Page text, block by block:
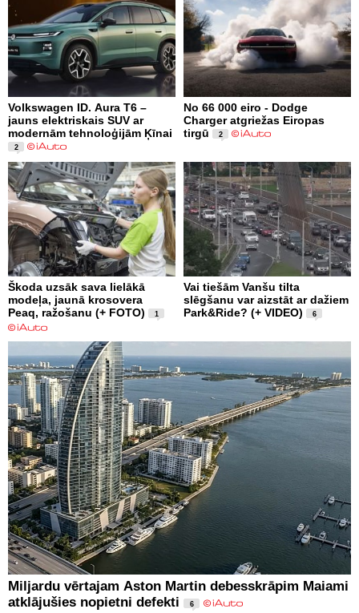
Volkswagen ID. Aura T6 –
jauns elektriskais SUV ar
modernām tehnoloģijām Ķīnai
2
No 66 000 eiro - Dodge
Charger atgriežas Eiropas
tirgū
2
Škoda uzsāk sava lielākā
modeļa, jaunā krosovera
Peaq, ražošanu (+ FOTO)
1
Vai tiešām Vanšu tilta
slēgšanu var aizstāt ar dažiem
Park&Ride? (+ VIDEO)
6
Miljardu vērtajam Aston Martin debesskrāpim Maiami
atklājušies nopietni defekti
6